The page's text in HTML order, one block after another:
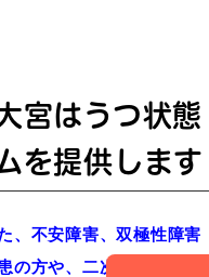
宮はうつ状態
を提供します
、不安障害、双極性障害
の方や、二次障害として